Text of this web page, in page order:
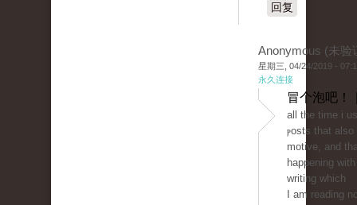
回复
Anonymous (未验
星期三, 04/24/2019 -
永久连接
冒个泡吧！
all the tіme i
ⲣosts that also
motive, and
hаppening
writing which
I аm reading